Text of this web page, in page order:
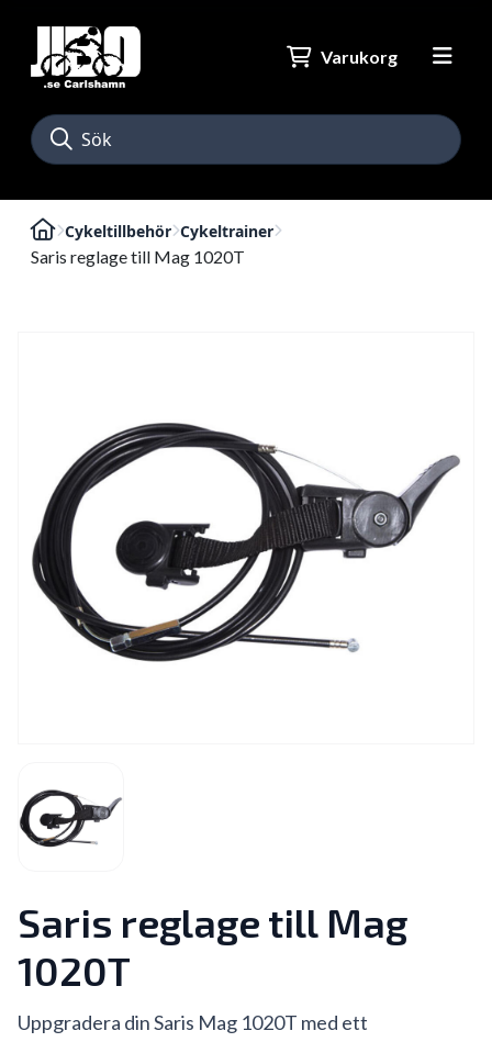
Varukorg
Cykeltillbehör Cykeltrainer
Saris reglage till Mag 1020T
Saris reglage till Mag
1020T
Uppgradera din Saris Mag 1020T med ett